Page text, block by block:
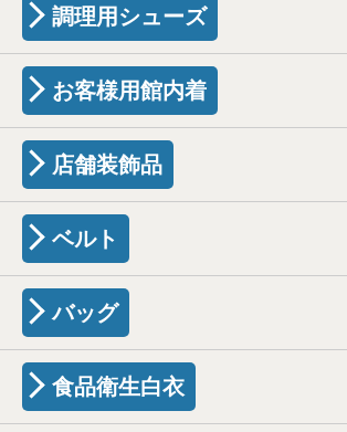
調理用シューズ
お客様用館内着
店舗装飾品
ベルト
バッグ
食品衛生白衣